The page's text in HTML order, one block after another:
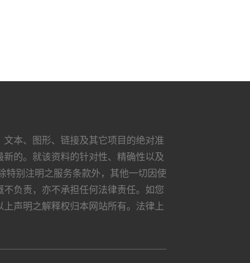
本、图形、链接及其它项目的绝对准
的。就该资料的针对性、精确性以及
特别注明之服务条款外，其他一切因使
负责，亦不承担任何法律责任。如您
声明之解释权归本网站所有。法律上